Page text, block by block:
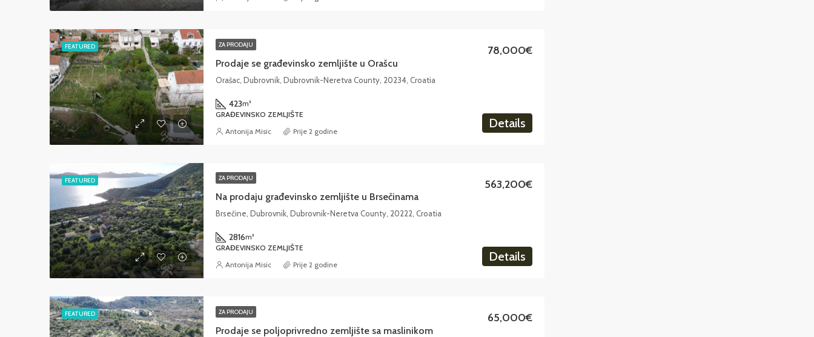
FEATURED ZA PRODAJU
Prodaje se građevinsko zemljište u Orašcu
78,000€
Orašac, Dubrovnik, Dubrovnik-Neretva County, 20234, Croatia
423m²
GRAĐEVINSKO ZEMLJIŠTE
Details
Antonija Misic Prije 2 godine
FEATURED ZA PRODAJU
Na prodaju građevinsko zemljište u Brsečinama
563,200€
Brsečine, Dubrovnik, Dubrovnik-Neretva County, 20222, Croatia
2816m²
GRAĐEVINSKO ZEMLJIŠTE
Details
Antonija Misic Prije 2 godine
FEATURED ZA PRODAJU
Prodaje se poljoprivredno zemljište sa maslinikom
65,000€